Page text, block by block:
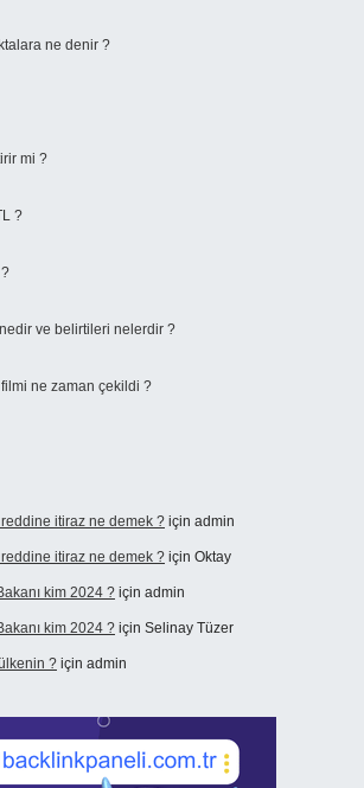
ne denir ?
mi ?
?
ve belirtileri nelerdir ?
ne zaman çekildi ?
itiraz ne demek ? için admin
itiraz ne demek ? için Oktay
kim 2024 ? için admin
kim 2024 ? için Selinay Tüzer
? için admin